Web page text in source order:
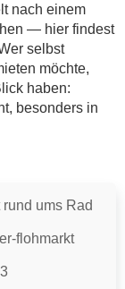
nach einem
— hier findest
selbst
möchte,
haben:
besonders in
rund ums Rad
flohmarkt